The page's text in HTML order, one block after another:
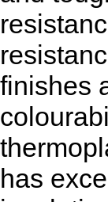
finishes
has